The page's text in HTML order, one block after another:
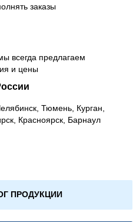
заказы
всегда предлагаем
и цены
Тюмень, Курган,
Красноярск, Барнаул
ПРОДУКЦИИ